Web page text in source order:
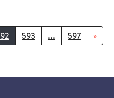
593 ... 597 »